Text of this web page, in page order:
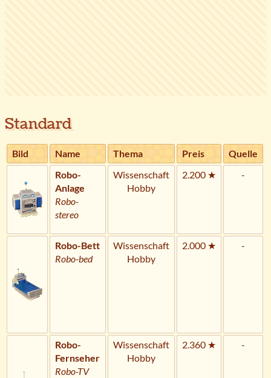
Standard
Bild Name Thema Preis
Quelle
Robo-
Anlage
Robo-
stereo
Wissenschaft
Hobby
2.200 ★ -
Robo-Bett
Robo-bed
Wissenschaft
Hobby
2.000 ★ -
Robo-
Fernseher
Robo-TV
Wissenschaft
Hobby
2.360 ★ -